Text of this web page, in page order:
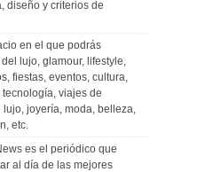
diseño y criterios de
en el que podrás
lujo, glamour, lifestyle,
fiestas, eventos, cultura,
viajes de
joyería, moda, belleza,
etc.
es el periódico que
al día de las mejores